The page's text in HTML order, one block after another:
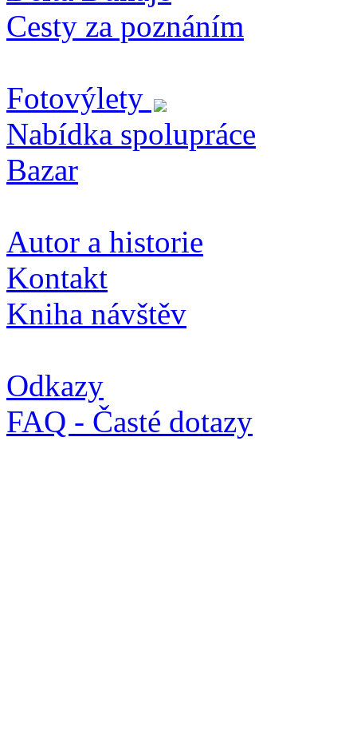
Cesty za poznáním
Fotovýlety
Nabídka spolupráce
Bazar
Autor a historie
Kontakt
Kniha návštěv
Odkazy
FAQ - Časté dotazy